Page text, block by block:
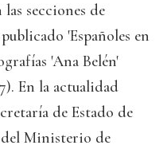
secciones de
'Españoles en
'Ana Belén'
En la actualidad
de Estado de
Ministerio de